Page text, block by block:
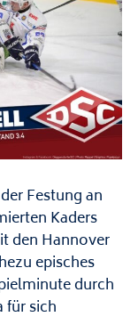
Festung an
Kaders
den Hannover
episches
durch
für sich